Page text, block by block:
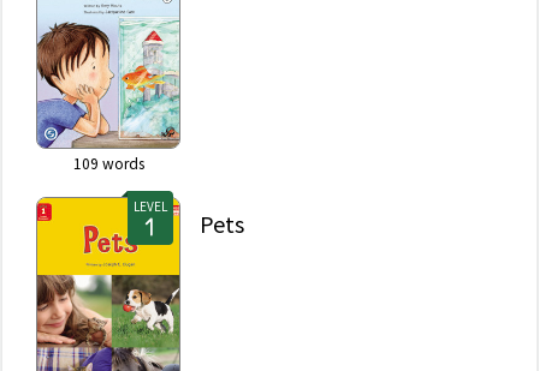
109 words
LEVEL
Pets